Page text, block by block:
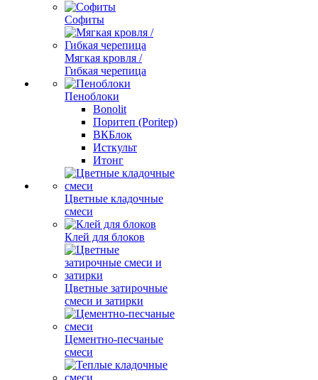
Софиты
Мягкая кровля /
Гибкая черепица
Пеноблоки
Bonolit
Поритеп (Poritep)
ВКБлок
Исткульт
Итонг
Цветные кладочные
смеси
Клей для блоков
Цветные затирочные
смеси и затирки
Цементно-песчаные
смеси